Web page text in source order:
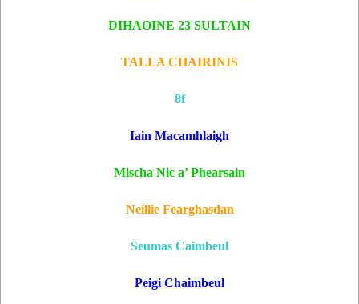
DIHAOINE 23 SULTAIN
TALLA CHAIRINIS
8f
Iain Macamhlaigh
Mischa Nic a’ Phearsain
Neillie Fearghasdan
Seumas Caimbeul
Peigi Chaimbeul